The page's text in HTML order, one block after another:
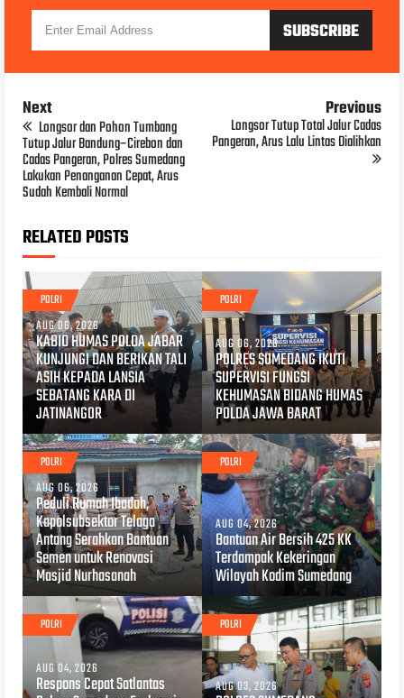
Next
Longsor dan Pohon Tumbang
Tutup Jalur Bandung–Cirebon dan
Cadas Pangeran, Polres Sumedang
Lakukan Penanganan Cepat, Arus
Sudah Kembali Normal
Previous
Longsor Tutup Total Jalur Cadas
Pangeran, Arus Lalu Lintas Dialihkan
RELATED POSTS
POLRI
AUG 06, 2026
KABID HUMAS POLDA JABAR
KUNJUNGI DAN BERIKAN TALI
ASIH KEPADA LANSIA
SEBATANG KARA DI
JATINANGOR
POLRI
AUG 06, 2026
POLRES SUMEDANG IKUTI
SUPERVISI FUNGSI
KEHUMASAN BIDANG HUMAS
POLDA JAWA BARAT
POLRI
AUG 06, 2026
Peduli Rumah Ibadah,
Kapolsubsektor Telaga
Antang Serahkan Bantuan
Semen untuk Renovasi
Masjid Nurhasanah
POLRI
AUG 04, 2026
Bantuan Air Bersih 425 KK
Terdampak Kekeringan
Wilayah Kodim Sumedang
POLRI
AUG 04, 2026
Respons Cepat Satlantas
POLRI
AUG 03, 2026